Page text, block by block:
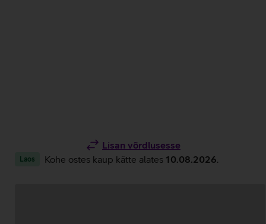
Lisan võrdlusesse
Laos Kohe ostes kaup kätte alates 10.08.2026